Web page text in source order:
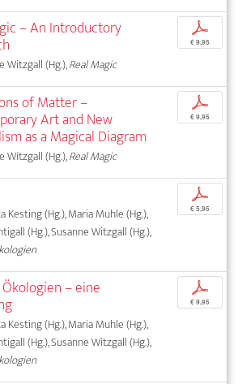
– An Introductory
Witzgall (Hg.),Real Magic
p
€ 9,95
of Matter –
Art and New
as a Magical Diagram
Witzgall (Hg.),Real Magic
p
€ 9,95
Kesting (Hg.), Maria Muhle (Hg.),
(Hg.), Susanne Witzgall (Hg.),
p
€ 5,95
– eine
Kesting (Hg.), Maria Muhle (Hg.),
(Hg.), Susanne Witzgall (Hg.),
p
€ 9,95